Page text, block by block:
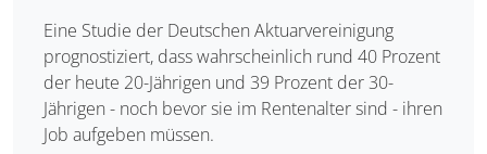
Eine Studie der Deutschen Aktuarvereinigung
prognostiziert, dass wahrscheinlich rund 40 Prozent
der heute 20-Jährigen und 39 Prozent der 30-
Jährigen - noch bevor sie im Rentenalter sind - ihren
Job aufgeben müssen.